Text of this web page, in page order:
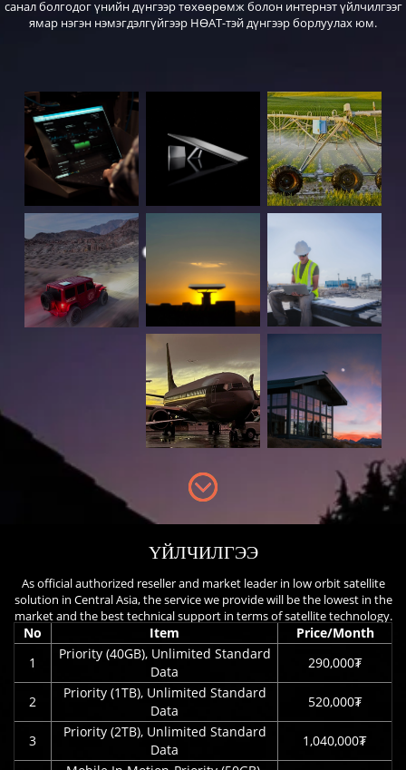
санал болгодог үнийн дүнгээр төхөөрөмж болон интернэт үйлчилгээг
ямар нэгэн нэмэгдэлгүйгээр НӨАТ-тэй дүнгээр борлуулах юм.
- Старлинк төхөөрөмж(Starlink)
- Төхөөрөмжийн суурь(Base)
- Рүүтер төхөөрөмж(Router)
- Сүлжээний кабель 15метр (Starlink cable)
- Цахилгааны кабель 1,8метр (AC cable)
ҮЙЛЧИЛГЭЭ
As official authorized reseller and market leader in low orbit satellite
solution in Central Asia, the service we provide will be the lowest in the
market and the best technical support in terms of satellite technology.
No Item
Price/Month
1
Priority (40GB), Unlimited Standard
Data
290,000₮
2
Priority (1TB), Unlimited Standard
Data
520,000₮
3
Priority (2TB), Unlimited Standard
Data
1,040,000₮